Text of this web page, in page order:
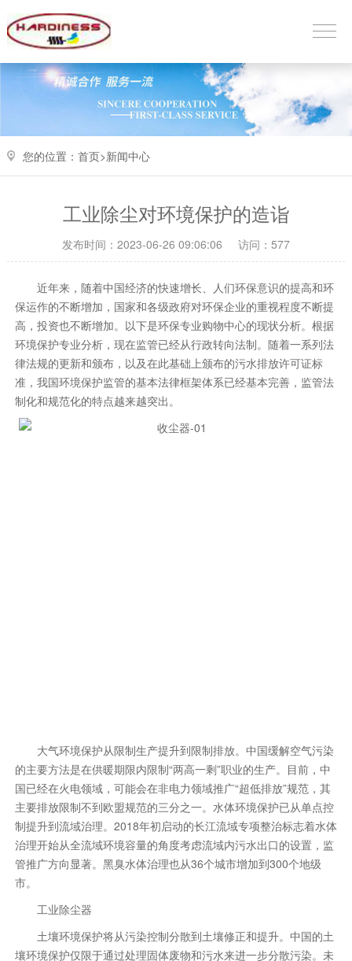
您的位置： 首页>新闻中心
工业除尘对环境保护的造诣
发布时间：2023-06-26 09:06:06 访问：577
近年来，随着中国经济的快速增长、人们环保意识的提高和环
保运作的不断增加，国家和各级政府对环保企业的重视程度不断提
高，投资也不断增加。以下是环保专业购物中心的现状分析。根据
环境保护专业分析，现在监管已经从行政转向法制。随着一系列法
律法规的更新和颁布，以及在此基础上颁布的污水排放许可证标
准，我国环境保护监管的基本法律框架体系已经基本完善，监管法
制化和规范化的特点越来越突出。
大气环境保护从限制生产提升到限制排放。中国缓解空气污染
的主要方法是在供暖期限内限制“两高一剩”职业的生产。目前，中
国已经在火电领域，可能会在非电力领域推广“超低排放”规范，其
主要排放限制不到欧盟规范的三分之一。水体环境保护已从单点控
制提升到流域治理。2018年初启动的长江流域专项整治标志着水体
治理开始从全流域环境容量的角度考虑流域内污水出口的设置，监
管推广方向显著。黑臭水体治理也从36个城市增加到300个地级
市。
工业除尘器
土壤环境保护将从污染控制分散到土壤修正和提升。中国的土
壤环境保护仅限于通过处理固体废物和污水来进一步分散污染。未